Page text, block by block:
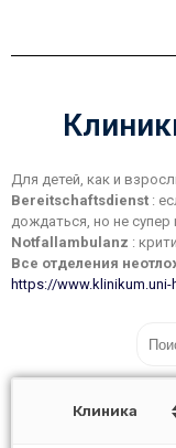
Для детей, как и
Bereitschaftsdienst :
дождаться, но не супер
Notfallambulanz :
Все отделения
https://
Клиника